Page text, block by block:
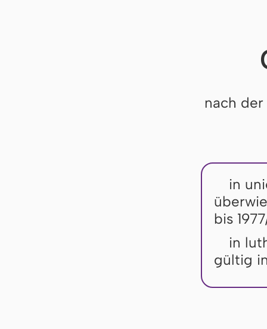
nach
in
bis
in
gültig